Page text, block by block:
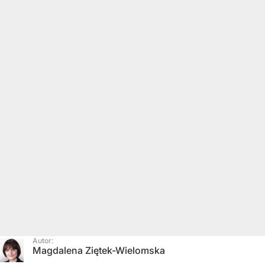
Autor:
Magdalena Ziętek-Wielomska